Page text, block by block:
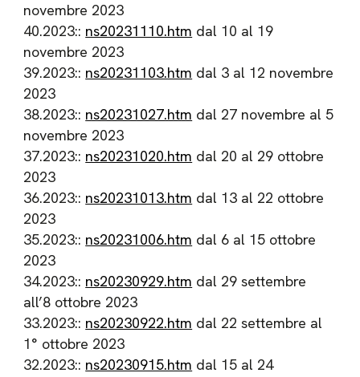
novembre 2023
40.2023:: ns20231110.htm dal 10 al 19
novembre 2023
39.2023:: ns20231103.htm dal 3 al 12 novembre
2023
38.2023:: ns20231027.htm dal 27 novembre al 5
novembre 2023
37.2023:: ns20231020.htm dal 20 al 29 ottobre
2023
36.2023:: ns20231013.htm dal 13 al 22 ottobre
2023
35.2023:: ns20231006.htm dal 6 al 15 ottobre
2023
34.2023:: ns20230929.htm dal 29 settembre
all’8 ottobre 2023
33.2023:: ns20230922.htm dal 22 settembre al
1° ottobre 2023
32.2023:: ns20230915.htm dal 15 al 24